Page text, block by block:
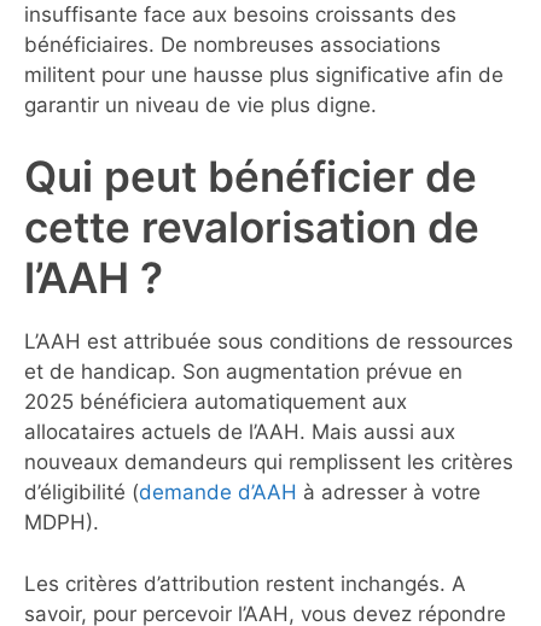
insuffisante face aux besoins croissants des
bénéficiaires. De nombreuses associations
militent pour une hausse plus significative afin de
garantir un niveau de vie plus digne.
Qui peut bénéficier de
cette revalorisation de
l’AAH ?
L’AAH est attribuée sous conditions de ressources
et de handicap. Son augmentation prévue en
2025 bénéficiera automatiquement aux
allocataires actuels de l’AAH. Mais aussi aux
nouveaux demandeurs qui remplissent les critères
d’éligibilité (demande d’AAH à adresser à votre
MDPH).
Les critères d’attribution restent inchangés. A
savoir, pour percevoir l’AAH, vous devez répondre